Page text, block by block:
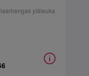
yläleuka